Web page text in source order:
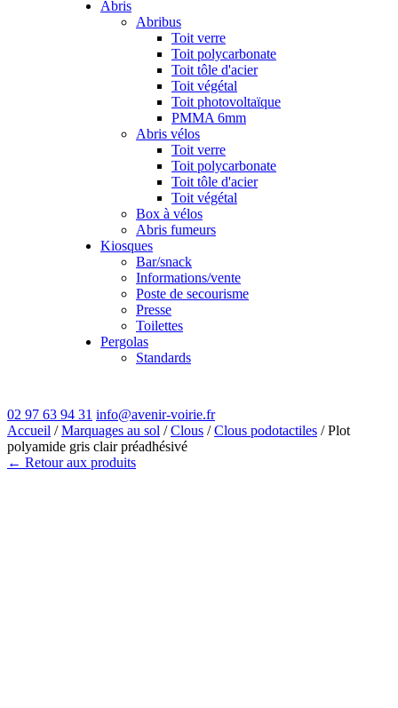
Abris
Abribus
Toit verre
Toit polycarbonate
Toit tôle d'acier
Toit végétal
Toit photovoltaïque
PMMA 6mm
Abris vélos
Toit verre
Toit polycarbonate
Toit tôle d'acier
Toit végétal
Box à vélos
Abris fumeurs
Kiosques
Bar/snack
Informations/vente
Poste de secourisme
Presse
Toilettes
Pergolas
Standards
02 97 63 94 31 info@avenir-voirie.fr
Accueil /Marquages au sol /Clous /Clous podotactiles / Plot
polyamide gris clair préadhésivé
← Retour aux produits